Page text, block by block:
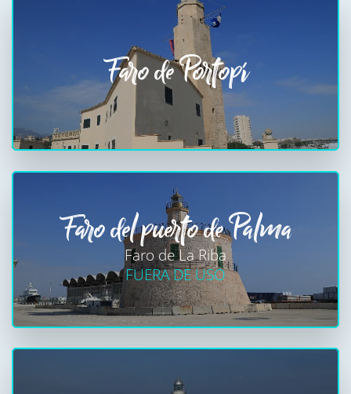
Faro de Portopí
Faro del puerto de Palma
Faro de La Riba
FUERA DE USO